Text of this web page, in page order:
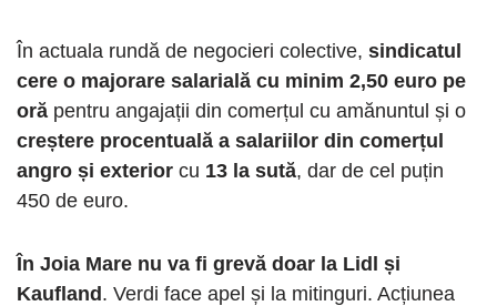
În actuala rundă de negocieri colective, sindicatul
cere o majorare salarială cu minim 2,50 euro pe
oră pentru angajații din comerțul cu amănuntul și o
creștere procentuală a salariilor din comerțul
angro și exterior cu 13 la sută, dar de cel puțin
450 de euro.
În Joia Mare nu va fi grevă doar la Lidl și
Kaufland. Verdi face apel și la mitinguri. Acțiunea